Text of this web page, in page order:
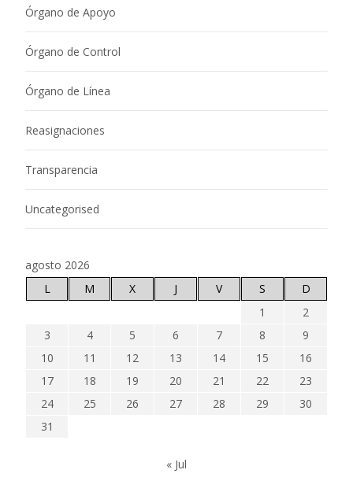
Órgano de Apoyo
Órgano de Control
Órgano de Línea
Reasignaciones
Transparencia
Uncategorised
agosto 2026
L
M X J V S
D
1
2
3
4 5 6 7 8
9
10
11 12 13 14 15
16
17
18 19 20 21 22
23
24
25 26 27 28 29
30
31
« Jul